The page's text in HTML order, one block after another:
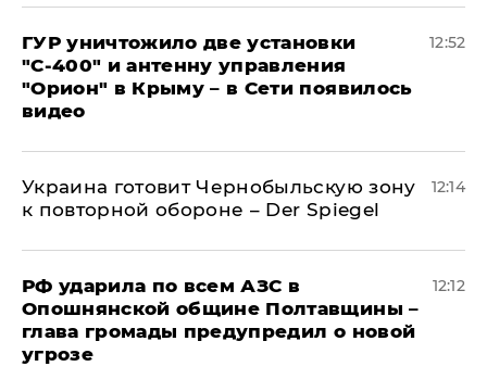
ГУР уничтожило две установки
"С‑400" и антенну управления
"Орион" в Крыму – в Сети появилось
видео
12:52
Украина готовит Чернобыльскую зону
к повторной обороне – Der Spiegel
12:14
РФ ударила по всем АЗС в
Опошнянской общине Полтавщины –
глава громады предупредил о новой
угрозе
12:12